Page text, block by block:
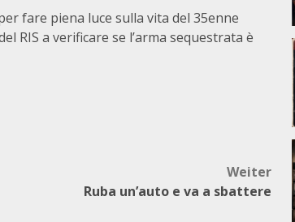
fare piena luce sulla vita del 35enne
RIS a verificare se l’arma sequestrata è
Weiter
Ruba un’auto e va a sbattere